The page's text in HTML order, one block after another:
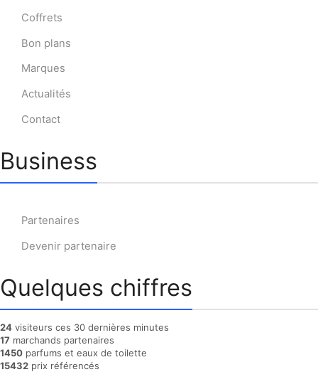
Coffrets
Bon plans
Marques
Actualités
Contact
Business
Partenaires
Devenir partenaire
Quelques chiffres
24 visiteurs ces 30 dernières minutes
17 marchands partenaires
1450 parfums et eaux de toilette
15432 prix référencés